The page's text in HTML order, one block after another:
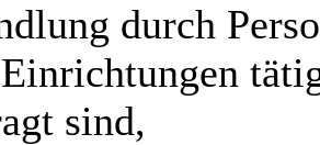
durch
sind,